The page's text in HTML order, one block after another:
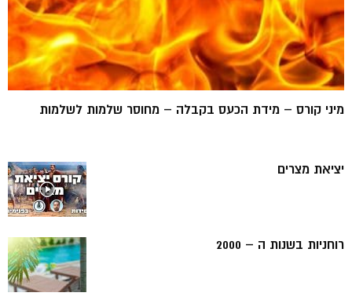
מיני קורס – מידת הכעס בקבלה – מחוסר שלמות לשלמות
יציאת מצרים
רוחניות בשנות ה – 2000